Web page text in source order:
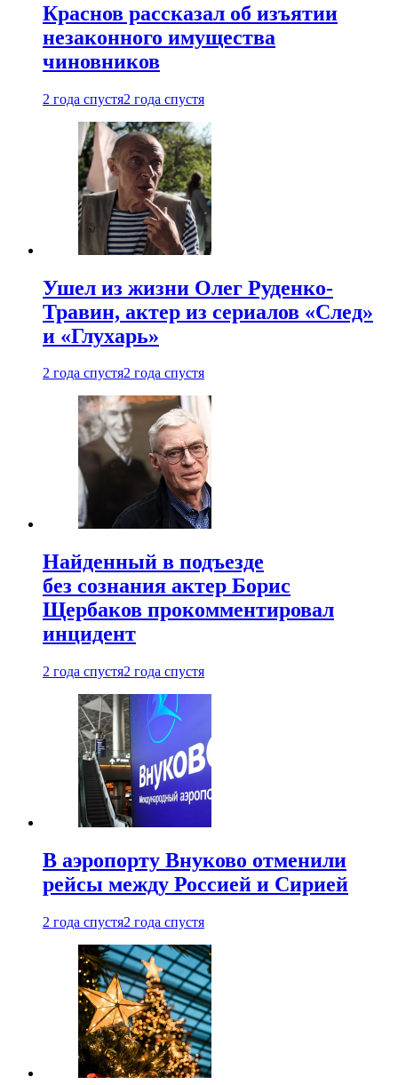
Краснов рассказал об изъятии
незаконного имущества
чиновников
2 года спустя2 года спустя
Ушел из жизни Олег Руденко-
Травин, актер из сериалов «След»
и «Глухарь»
2 года спустя2 года спустя
Найденный в подъезде
без сознания актер Борис
Щербаков прокомментировал
инцидент
2 года спустя2 года спустя
В аэропорту Внуково отменили
рейсы между Россией и Сирией
2 года спустя2 года спустя